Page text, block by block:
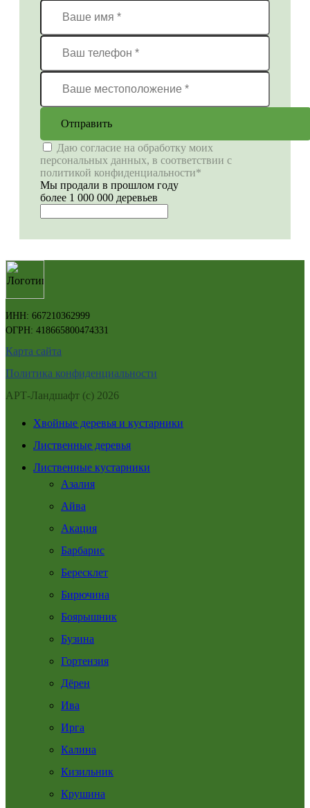
Отправить
Даю согласие на обработку моих
персональных данных, в соответствии с
политикой конфиденциальности*
Мы продали в прошлом году
более 1 000 000 деревьев
ИНН: 667210362999
ОГРН: 418665800474331
Карта сайта
Политика конфиденциальности
АРТ-Ландшафт (с) 2026
Хвойные деревья и кустарники
Лиственные деревья
Лиственные кустарники
Азалия
Айва
Акация
Барбарис
Бересклет
Бирючина
Боярышник
Бузина
Гортензия
Дёрен
Ива
Ирга
Калина
Кизильник
Крушина